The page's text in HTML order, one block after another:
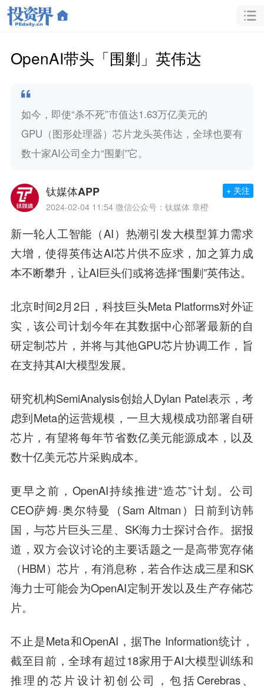
OpenAI带头「围剿」英伟达
如今，即使“杀不死”市值达1.63万亿美元的
GPU（图形处理器）芯片龙头英伟达，全球也要有
数十家AI公司全力“围剿”它。
钛媒体APP
2024-02-04 11:54 微信公众号：钛媒体 章橙
+ 关注
新一轮人工智能（AI）热潮引发大模型算力需求
大增，使得英伟达AI芯片供不应求，加之算力成
本不断攀升，让AI巨头们或将选择“围剿”英伟达。
北京时间2月2日，科技巨头Meta Platforms对外证
实，该公司计划今年在其数据中心部署最新的自
研定制芯片，并将与其他GPU芯片协调工作，旨
在支持其AI大模型发展。
研究机构SemiAnalysis创始人Dylan Patel表示，考
虑到Meta的运营规模，一旦大规模成功部署自研
芯片，有望将每年节省数亿美元能源成本，以及
数十亿美元芯片采购成本。
更早之前，OpenAI持续推进“造芯”计划。公司
CEO萨姆·奥尔特曼（Sam Altman）日前到访韩
国，与芯片巨头三星、SK海力士探讨合作。据报
道，双方会议讨论的主要话题之一是高带宽存储
（HBM）芯片，有消息称，若合作达成三星和SK
海力士可能会为OpenAI定制开发以及生产存储芯
片。
不止是Meta和OpenAI，据The Information统计，
截至目前，全球有超过18家用于AI大模型训练和
推理的芯片设计初创公司，包括Cerebras、